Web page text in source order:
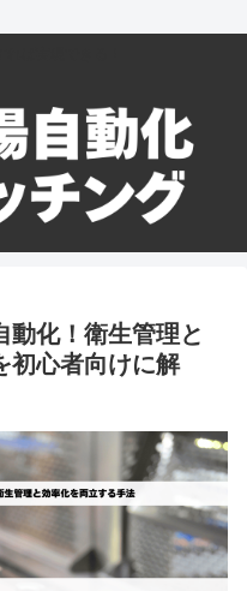
動化！衛生管理と
初心者向けに解